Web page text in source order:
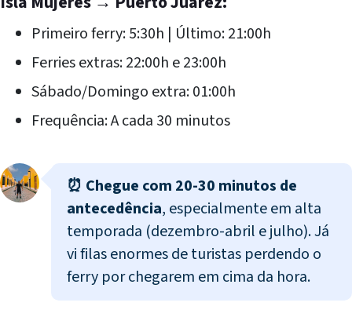
Primeiro ferry: 5:30h | Último: 21:00h
Ferries extras: 22:00h e 23:00h
Sábado/Domingo extra: 01:00h
Frequência: A cada 30 minutos
⏰ Chegue com 20-30 minutos de
antecedência, especialmente em alta
temporada (dezembro-abril e julho). Já
vi filas enormes de turistas perdendo o
ferry por chegarem em cima da hora.